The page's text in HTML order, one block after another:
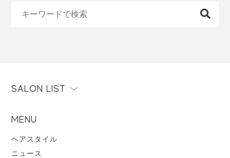
SALON LIST
MENU
ヘアスタイル
ニュース